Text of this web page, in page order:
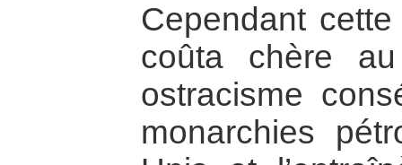
Cependant
coûta chère
ostracisme
monarchies